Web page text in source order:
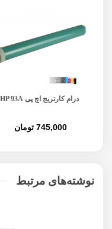
درام کارتریج اچ پی HP 93A
745,000 تومان
نوشته‌های مرتبط